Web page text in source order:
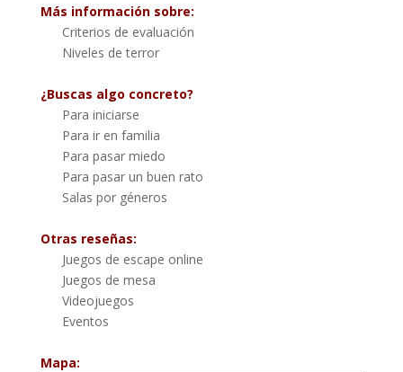
Más información sobre:
Criterios de evaluación
Niveles de terror
¿Buscas algo concreto?
Para iniciarse
Para ir en familia
Para pasar miedo
Para pasar un buen rato
Salas por géneros
Otras reseñas:
Juegos de escape online
Juegos de mesa
Videojuegos
Eventos
Mapa: